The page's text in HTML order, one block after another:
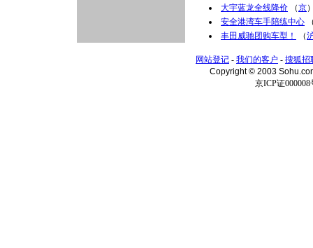
大宇蓝龙全线降价 （京
安全港湾车手陪练中心
丰田威驰团购车型！
（
网站登记 - 我们的客户 - 搜狐招
Copyright © 2003
京ICP证